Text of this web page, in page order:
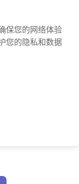
保您的网络体验
您的隐私和数据